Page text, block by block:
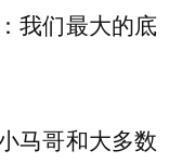
我们最大的底
马哥和大多数